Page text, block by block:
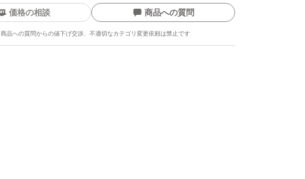
価格の相談 商品への質問
商品への質問からの値下げ交渉、不適切なカテゴリ変更依頼は禁止です